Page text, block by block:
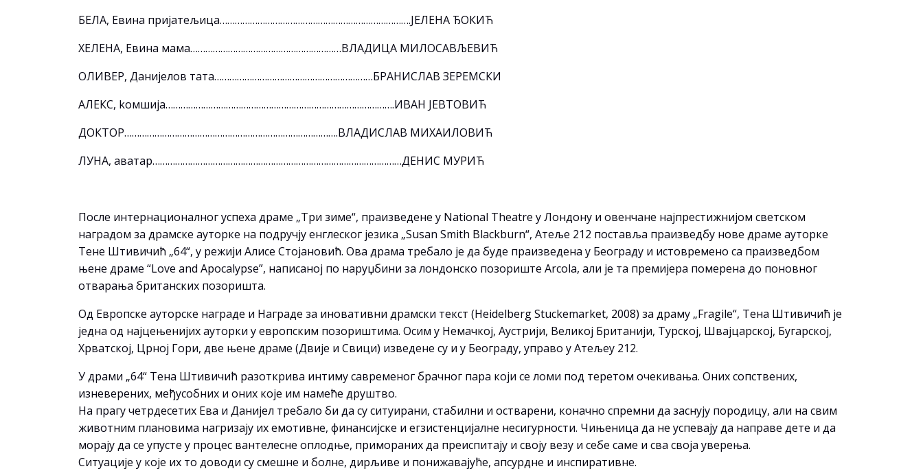
БЕЛА, Евина пријатељица………………………………………………………………….ЈЕЛЕНА ЂОКИЋ
ХЕЛЕНА, Евина мама……………………………………………………ВЛАДИЦА МИЛОСАВЉЕВИЋ
ОЛИВЕР, Данијелов тата………………………………………………………БРАНИСЛАВ ЗЕРЕМСКИ
АЛЕКС, koмшија……………………………………………………………………………….ИВАН ЈЕВТОВИЋ
ДОКТОР………………………………………………………………………….ВЛАДИСЛАВ МИХАИЛОВИЋ
ЛУНА, аватар………………………………………………………………………………………ДЕНИС МУРИЋ
После интернационалног успеха драме „Три зиме“, праизведене у National Theatre у Лондону и овенчане најпрестижнијом светском
наградом за драмске ауторке на подручју енглеског језика „Susan Smith Blackburn“, Атеље 212 поставља праизведбу нове драме ауторке
Тене Штивичић „64“, у режији Алисе Стојановић. Ова драма требало је да буде праизведена у Београду и истовремено са праизведбом
њене драме “Love and Apocalypse”, написаној по наруџбини за лондонско позориште Arcola, али је та премијера померена до поновног
отварања британских позоришта.
Од Европске ауторске награде и Награде за иновативни драмски текст (Heidelberg Stuckemarket, 2008) за драму „Fragile“, Тена Штивичић је
једна од најцењенијих ауторки у европским позориштима. Осим у Немачкој, Аустрији, Великој Британији, Турској, Швајцарској, Бугарској,
Хрватској, Црној Гори, две њене драме (Двије и Свици) изведене су и у Београду, управо у Атељеу 212.
У драми „64“ Тена Штивичић разоткрива интиму савременог брачног пара који се ломи под теретом очекивања. Оних сопствених,
изневерених, међусобних и оних које им намеће друштво.
На прагу четрдесетих Ева и Данијел требало би да су ситуирани, стабилни и остварени, коначно спремни да заснују породицу, али на свим
животним плановима нагризају их емотивне, финансијске и егзистенцијалне несигурности. Чињеница да не успевају да направе дете и да
морају да се упусте у процес вантелесне оплодње, примораних да преиспитају и своју везу и себе саме и сва своја уверења.
Ситуације у које их то доводи су смешне и болне, дирљиве и понижавајуће, апсурдне и инспиративне.